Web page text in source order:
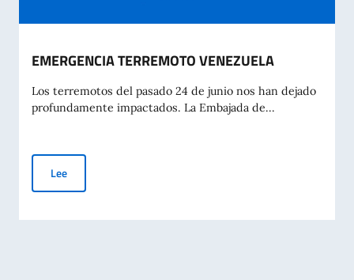
EMERGENCIA TERREMOTO VENEZUELA
Los terremotos del pasado 24 de junio nos han dejado
profundamente impactados. La Embajada de...
LeeEMERGENCIA TERREMOTO VENEZUELA